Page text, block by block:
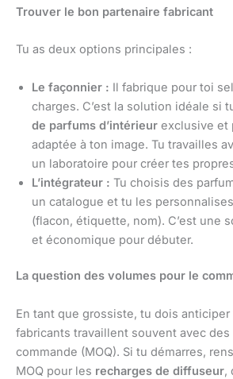
Trouver le bon partenaire fabricant
Tu as deux options principales :
Le façonnier : Il fabrique pour toi
charges. C’est la solution idéale si
de parfums d’intérieur exclusive et
adaptée à ton image. Tu travailles
un laboratoire pour créer tes
L’intégrateur : Tu choisis des
un catalogue et tu les
(flacon, étiquette, nom). C’est une
et économique pour débuter.
La question des volumes pour le
En tant que grossiste, tu dois
fabricants travaillent souvent avec
commande (MOQ). Si tu démarres,
MOQ pour les recharges de diffuseur,